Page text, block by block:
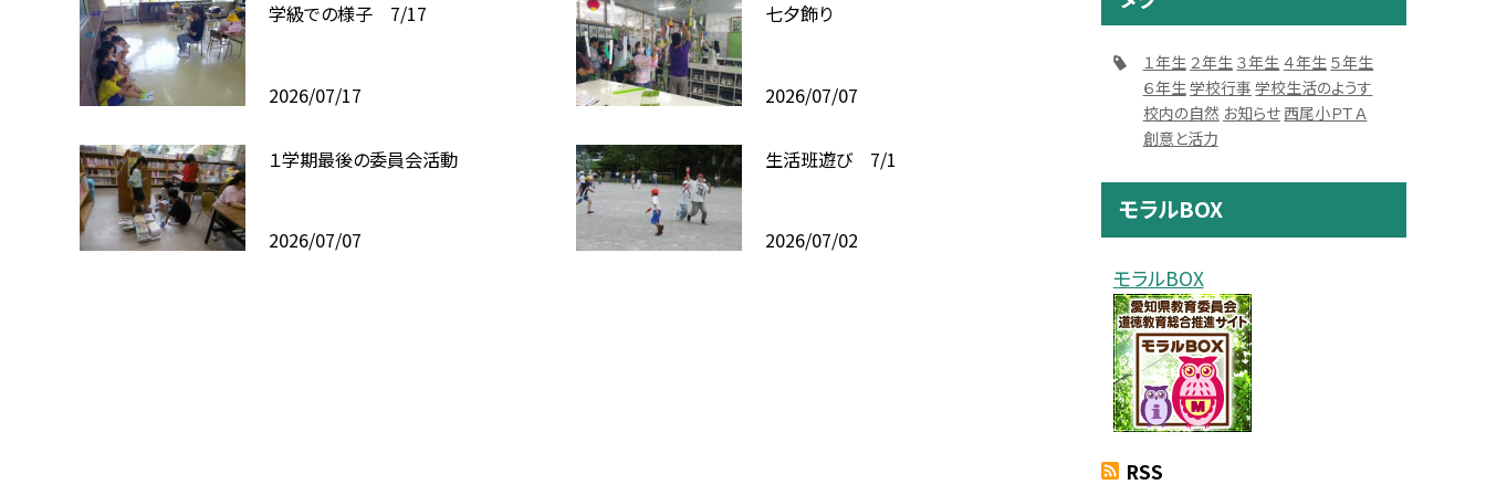
学級での様子 7/17
2026/07/17
七夕飾り
2026/07/07
１学期最後の委員会活動
2026/07/07
生活班遊び 7/1
2026/07/02
１年生 ２年生 ３年生 ４年生 ５年生
６年生 学校行事 学校生活のようす
校内の自然 お知らせ 西尾小ＰＴＡ
創意と活力
モラルBOX
モラルBOX
RSS